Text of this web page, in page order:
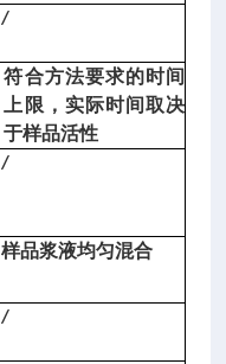
/
符合方法要求的时间
上限，实际时间取决
于样品活性
/
样品浆液均匀混合
/